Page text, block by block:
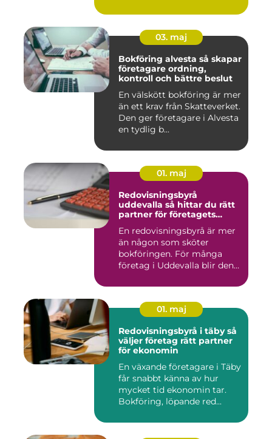
03. maj
Bokföring alvesta så skapar
företagare ordning,
kontroll och bättre beslut
En välskött bokföring är mer
än ett krav från Skatteverket.
Den ger företagare i Alvesta
en tydlig b...
01. maj
Redovisningsbyrå
uddevalla så hittar du rätt
partner för företagets
En redovisningsbyrå är mer
än någon som sköter
bokföringen. För många
företag i Uddevalla blir den
01. maj
Redovisningsbyrå i täby så
väljer företag rätt partner
för ekonomin
En växande företagare i Täby
får snabbt känna av hur
mycket tid ekonomin tar.
Bokföring, löpande red...